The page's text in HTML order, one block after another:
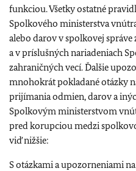
funkciou. Všetky ostatné
Spolkového ministerstva
alebo darov v spolkovej správe
a v príslušných nariadeniach
zahraničných vecí. Ďalšie
mnohokrát pokladané otázky
prijímania odmien, darov a
Spolkovým ministerstvom
pred korupciou medzi
viď nižšie:
S otázkami a upozorneniami